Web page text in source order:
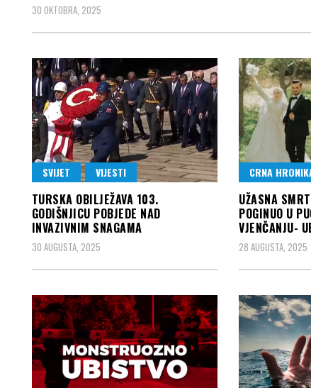
30 OKTOBRA, 2025
SVIJET VIJESTI
TURSKA OBILJEŽAVA 103.
GODIŠNJICU POBJEDE NAD
INVAZIVNIM SNAGAMA
30 AUGUSTA, 2025
CRNA
UŽASNA
POGINUO U
VJENČANJU-
28 AUGUSTA, 2025